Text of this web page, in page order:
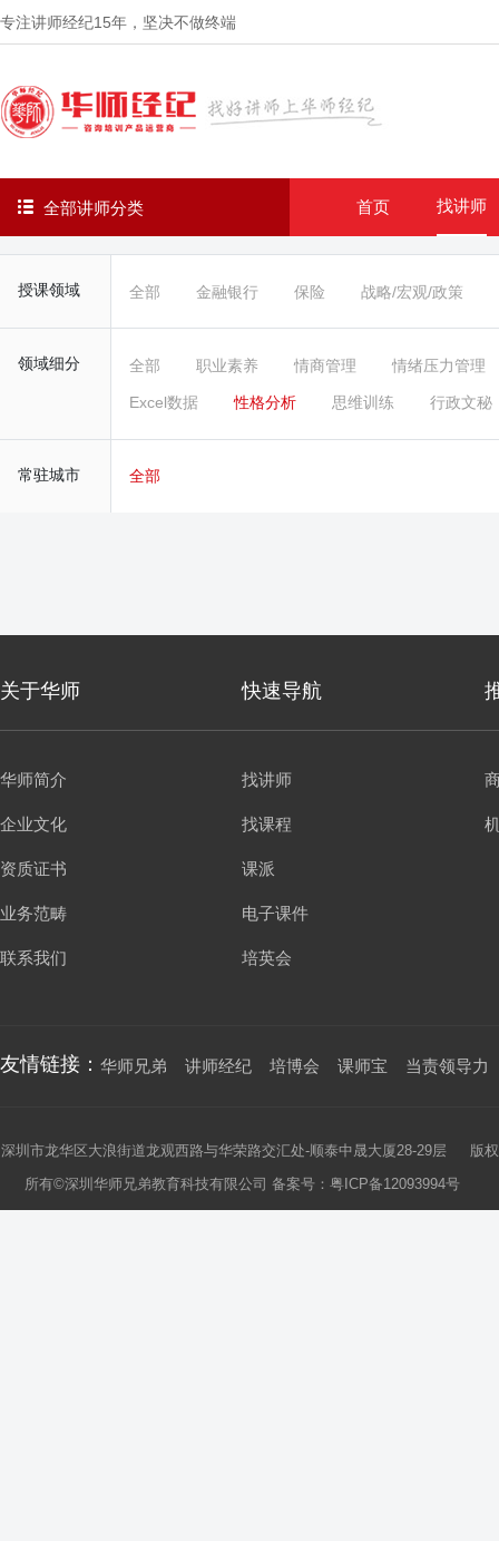
专注讲师经纪15年 ，坚决不做终端
全部讲师分类 首页 找讲师
授课领域 全部 金融银行 保险 战略/宏观/政策
领域细分 全部 职业素养 情商管理 情绪压力管理
Excel数据 性格分析 思维训练 行政文秘
常驻城市 全部
关于华师 快速导航
华师简介
企业文化
资质证书
业务范畴
联系我们
找讲师
找课程
课派
电子课件
培英会
友情链接： 华师兄弟 讲师经纪 培博会 课师宝 当责领导力
深圳市龙华区大浪街道龙观西路与华荣路交汇处-顺泰中晟大厦28-29层 版权
所有©深圳华师兄弟教育科技有限公司 备案号： 粤ICP备12093994号